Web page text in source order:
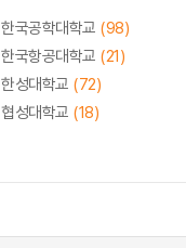
한국공학대학교 (98)
한국항공대학교 (21)
한성대학교 (72)
협성대학교 (18)